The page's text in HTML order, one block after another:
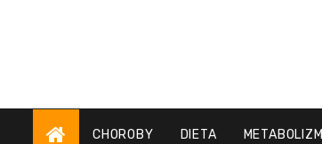
CHOROBY DIETA METABOLIZM